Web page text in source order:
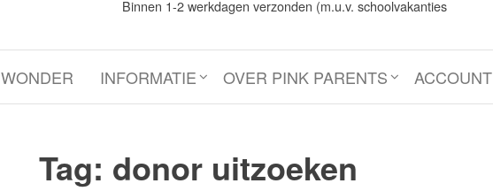
Binnen 1-2 werkdagen verzonden (m.u.v. schoolvakanties
INFORMATIE OVER PINK PARENTS ACCOUNT
Tag: donor uitzoeken